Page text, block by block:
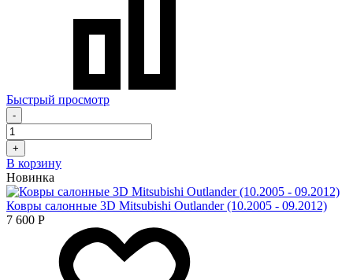
Быстрый просмотр
-
+
В корзину
Новинка
Ковры салонные 3D Mitsubishi Outlander (10.2005 - 09.2012)
7 600 Р